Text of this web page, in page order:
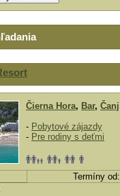
Čierna Hora, Bar, Čanj
- Pobytové zájazdy
- Pre rodiny s deťmi
Termíny